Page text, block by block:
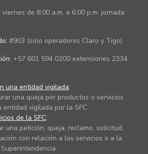
viernes de 8:00 a.m. a 6:00 p.m. jornada
#903 (solo operadores Claro y Tigo)
+57 601 594 0200 extensiones 2334
una entidad vigilada:
una queja por productos o servicios
vigilada por la SFC.
de la SFC:
una petición, queja, reclamo, solicitud,
con relación a los servicios o a la